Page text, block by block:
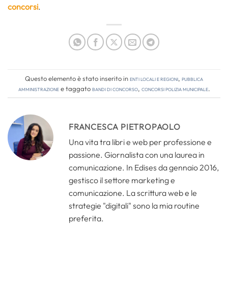
concorsi.
Questo elemento è stato inserito inEnti locali e regioni, Pubblica
amministrazionee taggatobandi di concorso, concorsi polizia municipale.
FRANCESCA PIETROPAOLO
Una vita tra libri e web per professione e
passione. Giornalista con una laurea in
comunicazione. In Edises da gennaio 2016,
gestisco il settore marketing e
comunicazione. La scrittura web e le
strategie "digitali" sono la mia routine
preferita.